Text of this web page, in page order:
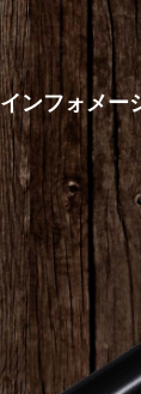
インフォメー